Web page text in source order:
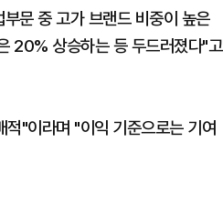
문 중 고가 브랜드 비중이 높은
20% 상승하는 등 두드러졌다"고
"이라며 "이익 기준으로는 기여